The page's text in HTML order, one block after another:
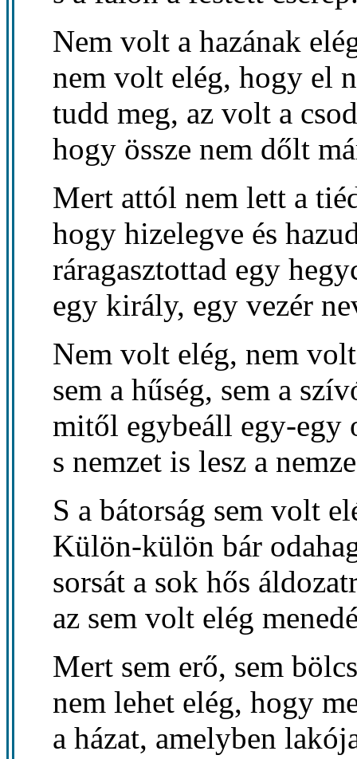
Nem volt a hazának
nem volt elég, hogy el
tudd meg, az volt a
hogy össze nem dőlt
Mert attól nem lett a
hogy hizelegve és
ráragasztottad egy
egy király, egy vezér
Nem volt elég, nem
sem a hűség, sem a
mitől egybeáll egy-egy
s nemzet is lesz a
S a bátorság sem volt
Külön-külön bár
sorsát a sok hős
az sem volt elég
Mert sem erő, sem
nem lehet elég, hogy
a házat, amelyben